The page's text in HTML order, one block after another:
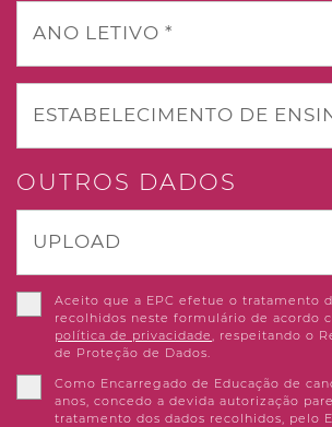
ANO LETIVO *
ESTABELECIMENTO DE
OUTROS DADOS
UPLOAD
Aceito que a EPC efetue o tratamento
recolhidos neste formulário de acordo
política de privacidade, respeitando o
de Proteção de Dados.
Como Encarregado de Educação de
anos, concedo a devida autorização
tratamento dos dados recolhidos, pelo